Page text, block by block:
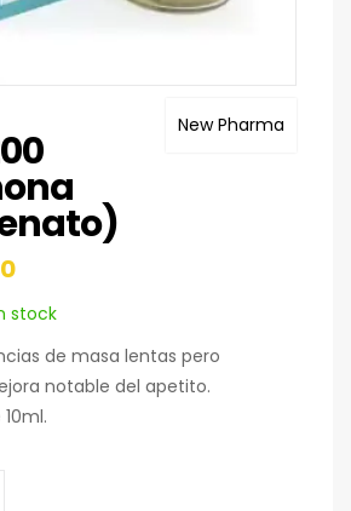
New Pharma
stock
de masa lentas pero
notable del apetito.